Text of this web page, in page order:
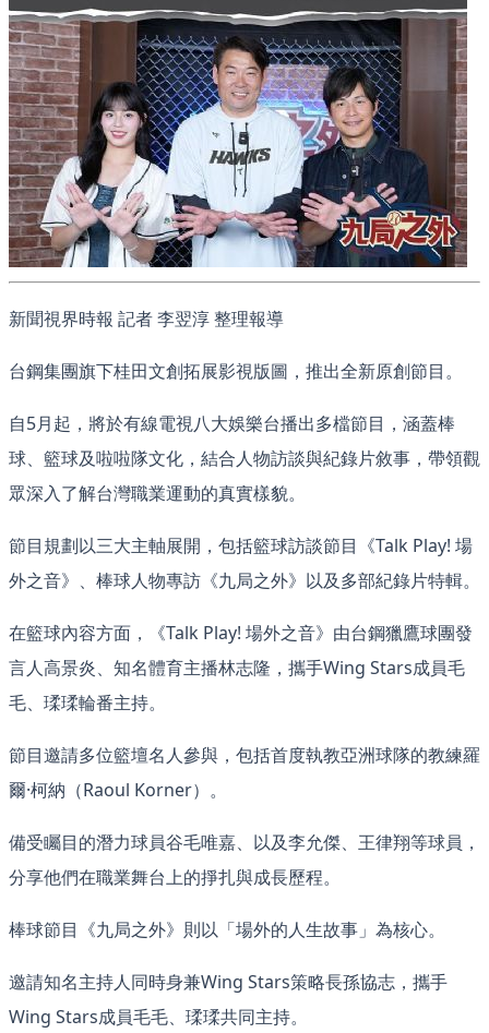
新聞視界時報 記者 李翌淳 整理報導
台鋼集團旗下桂田文創拓展影視版圖，推出全新原創節目。
自5月起，將於有線電視八大娛樂台播出多檔節目，涵蓋棒
球、籃球及啦啦隊文化，結合人物訪談與紀錄片敘事，帶領觀
眾深入了解台灣職業運動的真實樣貌。
節目規劃以三大主軸展開，包括籃球訪談節目《Talk Play! 場
外之音》、棒球人物專訪《九局之外》以及多部紀錄片特輯。
在籃球內容方面，《Talk Play! 場外之音》由台鋼獵鷹球團發
言人高景炎、知名體育主播林志隆，攜手Wing Stars成員毛
毛、瑈瑈輪番主持。
節目邀請多位籃壇名人參與，包括首度執教亞洲球隊的教練羅
爾·柯納（Raoul Korner）。
備受矚目的潛力球員谷毛唯嘉、以及李允傑、王律翔等球員，
分享他們在職業舞台上的掙扎與成長歷程。
棒球節目《九局之外》則以「場外的人生故事」為核心。
邀請知名主持人同時身兼Wing Stars策略長孫協志，攜手
Wing Stars成員毛毛、瑈瑈共同主持。